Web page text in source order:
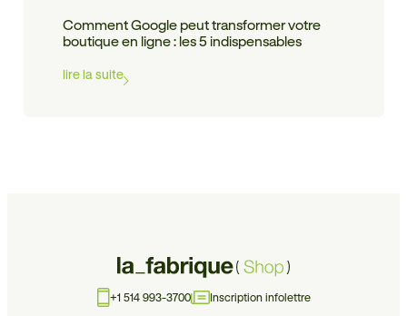
Comment Google peut transformer votre
boutique en ligne : les 5 indispensables
lire la suite
+1 514 993-3700 Inscription infolettre